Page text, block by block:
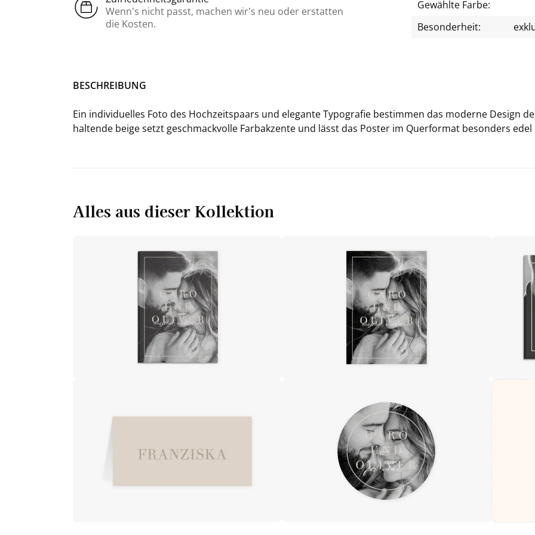
Wenn’s nicht passt, machen wir’s neu oder erstatten
die Kosten.
Gewählte Farbe:
Besonderheit:
BE­SCHREI­BUNG
Ein in­di­vi­du­el­les Foto des Hoch­zeits­paars und ele­gan­te Ty­po­gra­fie be­stim­men das mo­der­ne De­sign
hal­ten­de beige setzt ge­schmack­vol­le Farb­ak­zen­te und lässt das Pos­ter im Quer­for­mat be­son­ders
Alles aus dieser Kollektion